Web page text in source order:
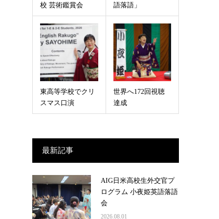
校 芸術鑑賞会
語落語」
東高等学校でクリ
スマス口演
世界へ172回視聴
達成
最新記事
AIG日米高校生外交官プ
ログラム 小夜姫英語落語
会
2026.08.01